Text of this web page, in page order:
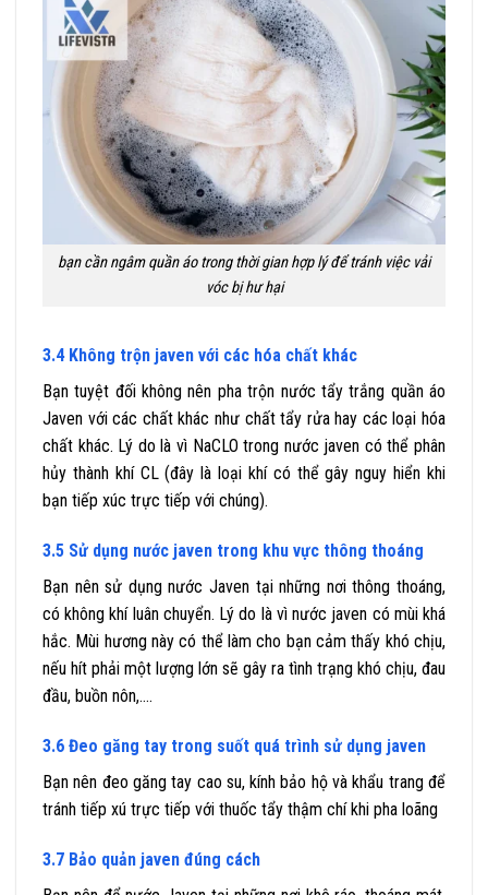
bạn cần ngâm quần áo trong thời gian hợp lý để tránh việc vải
vóc bị hư hại
3.4 Không trộn javen với các hóa chất khác
Bạn tuyệt đối không nên pha trộn nước tẩy trắng quần áo
Javen với các chất khác như chất tẩy rửa hay các loại hóa
chất khác. Lý do là vì NaCLO trong nước javen có thể phân
hủy thành khí CL (đây là loại khí có thể gây nguy hiển khi
bạn tiếp xúc trực tiếp với chúng).
3.5 Sử dụng nước javen trong khu vực thông thoáng
Bạn nên sử dụng nước Javen tại những nơi thông thoáng,
có không khí luân chuyển. Lý do là vì nước javen có mùi khá
hắc. Mùi hương này có thể làm cho bạn cảm thấy khó chịu,
nếu hít phải một lượng lớn sẽ gây ra tình trạng khó chịu, đau
đầu, buồn nôn,….
3.6 Đeo găng tay trong suốt quá trình sử dụng javen
Bạn nên đeo găng tay cao su, kính bảo hộ và khẩu trang để
tránh tiếp xú trực tiếp với thuốc tẩy thậm chí khi pha loãng
3.7 Bảo quản javen đúng cách